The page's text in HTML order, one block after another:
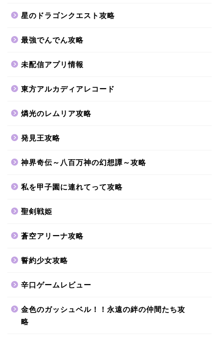
星のドラゴンクエスト攻略
最強でんでん攻略
未配信アプリ情報
東方アルカディアレコード
燐光のレムリア攻略
発見王攻略
神界奇伝～八百万神の幻想譚～攻略
私を甲子園に連れてって攻略
聖剣戦姫
蒼空アリーナ攻略
誓約少女攻略
辛口ゲームレビュー
金色のガッシュベル！！永遠の絆の仲間たち攻
略